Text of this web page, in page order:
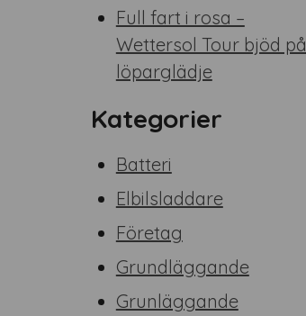
Full fart i rosa –
Wettersol Tour bjöd på
löparglädje
Kategorier
Batteri
Elbilsladdare
Företag
Grundläggande
Grunläggande